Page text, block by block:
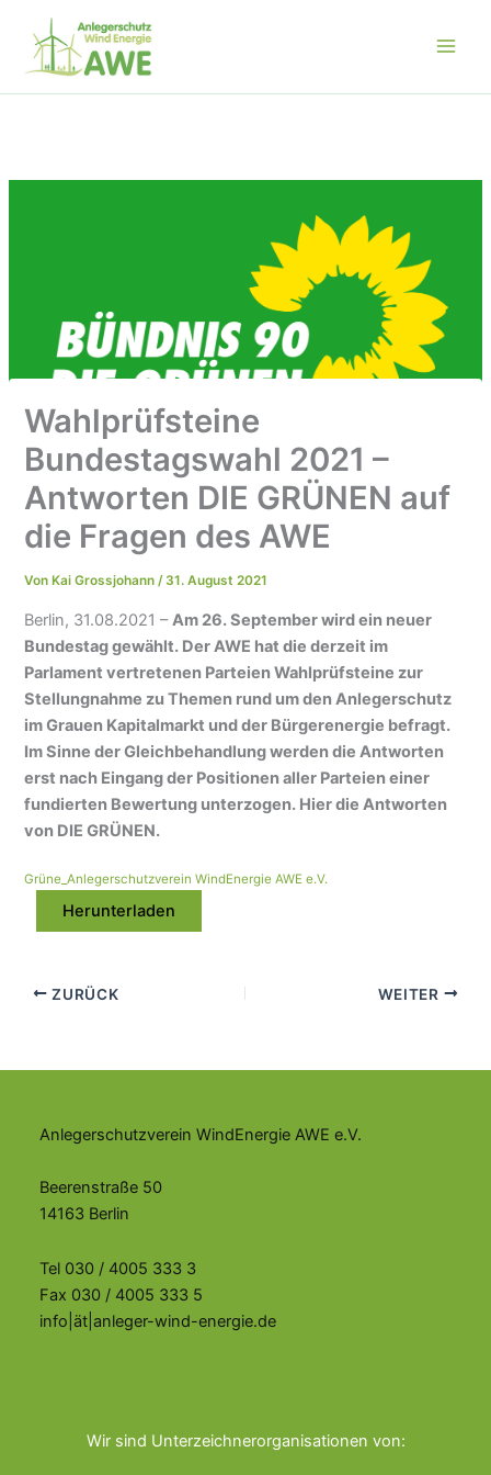
Inhalt
springen
Wahlprüfsteine
Bundestagswahl 2021 –
Antworten DIE GRÜNEN auf
die Fragen des AWE
Von Kai Grossjohann/ 31. August 2021
Berlin, 31.08.2021 –Am 26. September wird ein neuer
Bundestag gewählt. Der AWE hat die derzeit im
Parlament vertretenen Parteien Wahlprüfsteine zur
Stellungnahme zu Themen rund um den Anlegerschutz
im Grauen Kapitalmarkt und der Bürgerenergie befragt.
Im Sinne der Gleichbehandlung werden die Antworten
erst nach Eingang der Positionen aller Parteien einer
fundierten Bewertung unterzogen. Hier die Antworten
von DIE GRÜNEN.
Grüne_Anlegerschutzverein WindEnergie AWE e.V.
Herunterladen
ZURÜCK WEITER
Anlegerschutzverein WindEnergie AWE e.V.
Beerenstraße 50
14163 Berlin
Tel 030 / 4005 333 3
Fax 030 / 4005 333 5
info|ät|anleger-wind-energie.de
Wir sind Unterzeichnerorganisationen von: